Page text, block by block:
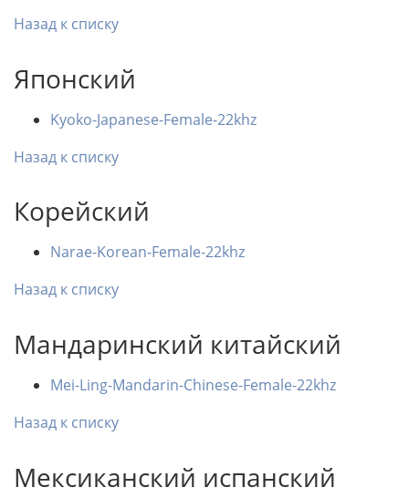
Назад к списку
Японский
Kyoko-Japanese-Female-22khz
Назад к списку
Корейский
Narae-Korean-Female-22khz
Назад к списку
Мандаринский китайский
Mei-Ling-Mandarin-Chinese-Female-22khz
Назад к списку
Мексиканский испанский